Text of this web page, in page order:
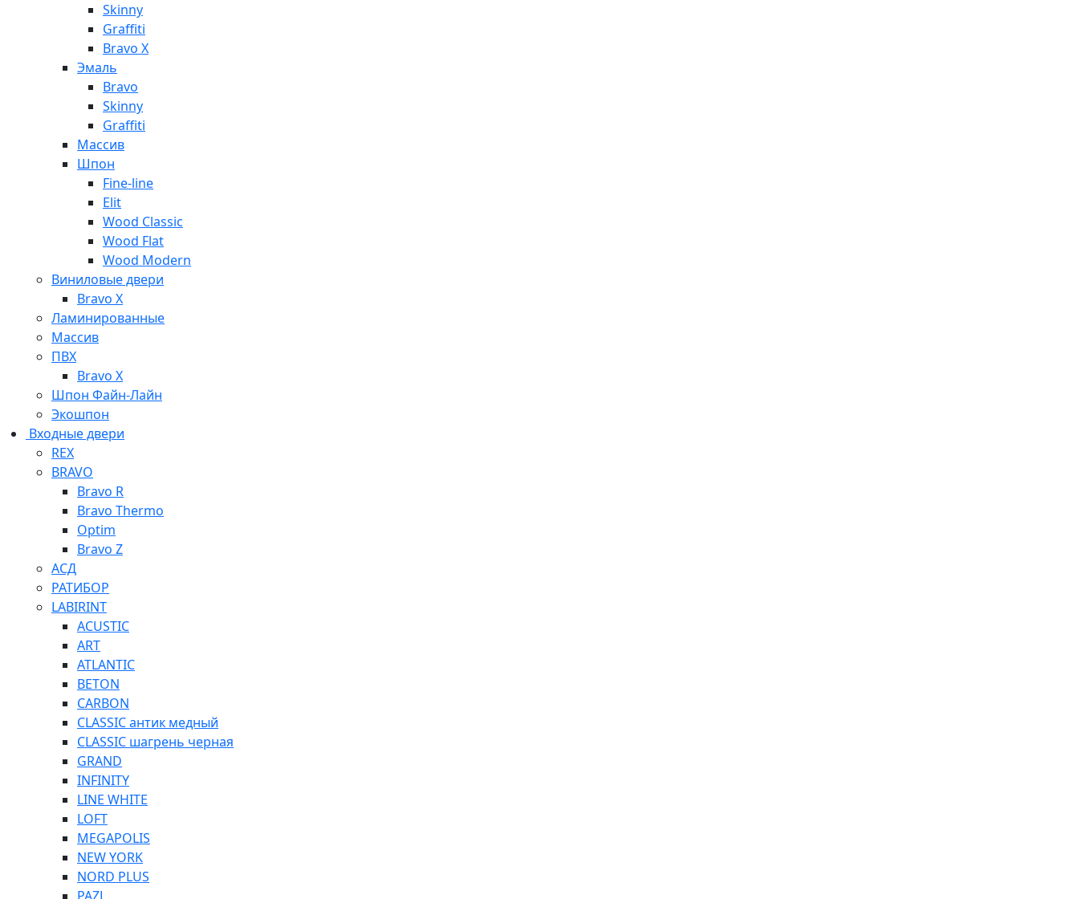
Skinny
Graffiti
Bravo X
Эмаль
Bravo
Skinny
Graffiti
Массив
Шпон
Fine-line
Elit
Wood Classic
Wood Flat
Wood Modern
Виниловые двери
Bravo X
Ламинированные
Массив
ПВХ
Bravo X
Шпон Файн-Лайн
Экошпон
Входные двери
REX
BRAVO
Bravo R
Bravo Thermo
Optim
Bravo Z
АСД
РАТИБОР
LABIRINT
ACUSTIC
ART
ATLANTIC
BETON
CARBON
CLASSIC антик медный
CLASSIC шагрень черная
GRAND
INFINITY
LINE WHITE
LOFT
MEGAPOLIS
NEW YORK
NORD PLUS